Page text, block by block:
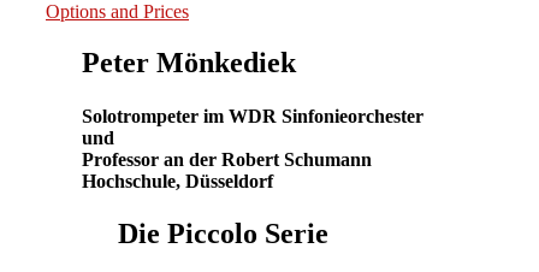
Options and Prices
Peter Mönkediek
Solotrompeter im WDR Sinfonieorchester
und
Professor an der Robert Schumann
Hochschule, Düsseldorf
Die Piccolo Serie